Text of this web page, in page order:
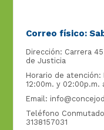
Correo físico:
Dirección: Carrera
de Justicia
Horario de atención:
12:00m. y 02:00p.m.
Email:
Teléfono
3138157031